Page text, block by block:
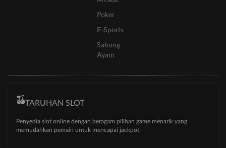
Poker
E-Sports
Sabung
Ayam
TARUHAN SLOT
Penyedia slot online dengan beragam pilihan game menarik yang
memudahkan pemain untuk mencapai jackpot